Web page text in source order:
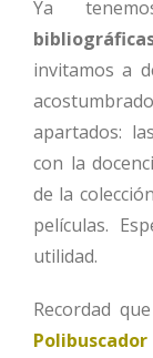
Ya
invitamos a
apartados:
con la
de la
películas.
utilidad.
Recordad
Polibuscador